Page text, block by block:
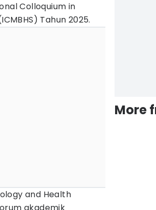
Colloquium in
Tahun 2025.
and Health
More